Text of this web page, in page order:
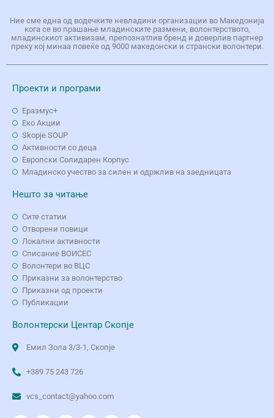
Ние сме една од водечките невладини организации во Македонија
кога се во прашање младинските размени, волонтерството,
младинскиот активизам, препознатлив бренд и доверлив партнер
преку кој минаа повеќе од 9000 македонски и странски волонтери.
Проекти и програми
Еразмус+
Еко Aкции
Skopje SOUP
Активности со деца
Европски Солидарен Корпус
Младинско учество за силен и одржлив на заедницата
Нешто за читање
Сите статии
Отворени повици
Локални активности
Списание ВОИСЕС
Волонтери во ВЦС
Приказни за волонтерство
Приказни од проекти
Публикации
Волонтерски Центар Скопје
Емил Зола 3/3-1, Скопје
+389 75 243 726
vcs_contact@yahoo.com